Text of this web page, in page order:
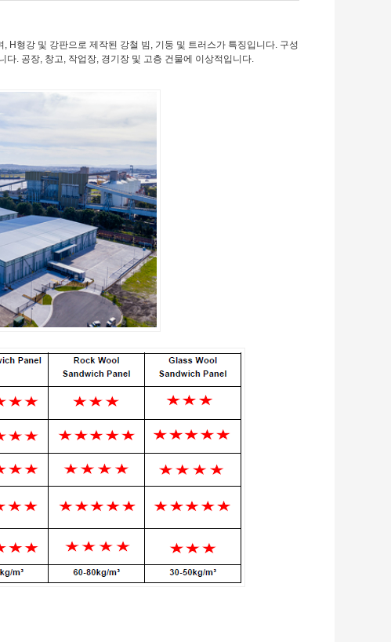
H형강 및 강판으로 제작된 강철 빔, 기둥 및 트러스가 특징입니다. 구성
. 공장, 창고, 작업장, 경기장 및 고층 건물에 이상적입니다.